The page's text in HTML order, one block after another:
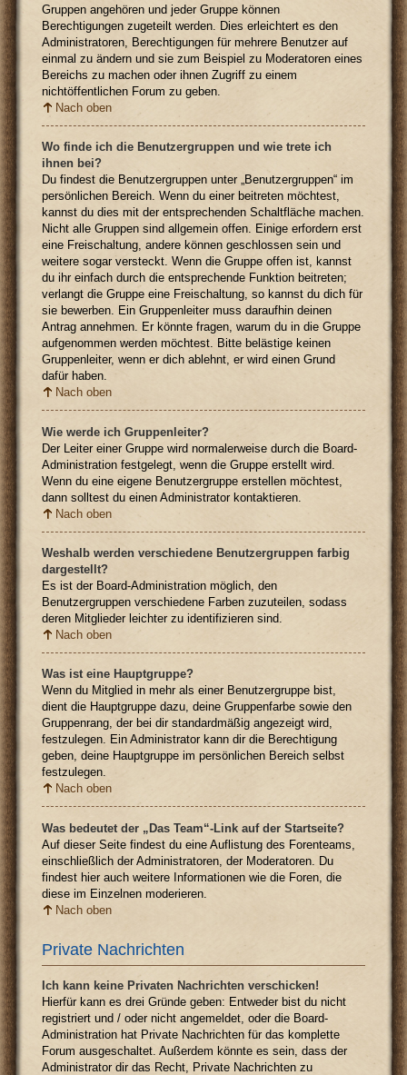
Gruppen angehören und jeder Gruppe können
Berechtigungen zugeteilt werden. Dies erleichtert es den
Administratoren, Berechtigungen für mehrere Benutzer auf
einmal zu ändern und sie zum Beispiel zu Moderatoren eines
Bereichs zu machen oder ihnen Zugriff zu einem
nichtöffentlichen Forum zu geben.
Nach oben
Wo finde ich die Benutzergruppen und wie trete ich
ihnen bei?
Du findest die Benutzergruppen unter „Benutzergruppen“ im
persönlichen Bereich. Wenn du einer beitreten möchtest,
kannst du dies mit der entsprechenden Schaltfläche machen.
Nicht alle Gruppen sind allgemein offen. Einige erfordern erst
eine Freischaltung, andere können geschlossen sein und
weitere sogar versteckt. Wenn die Gruppe offen ist, kannst
du ihr einfach durch die entsprechende Funktion beitreten;
verlangt die Gruppe eine Freischaltung, so kannst du dich für
sie bewerben. Ein Gruppenleiter muss daraufhin deinen
Antrag annehmen. Er könnte fragen, warum du in die Gruppe
aufgenommen werden möchtest. Bitte belästige keinen
Gruppenleiter, wenn er dich ablehnt, er wird einen Grund
dafür haben.
Nach oben
Wie werde ich Gruppenleiter?
Der Leiter einer Gruppe wird normalerweise durch die Board-
Administration festgelegt, wenn die Gruppe erstellt wird.
Wenn du eine eigene Benutzergruppe erstellen möchtest,
dann solltest du einen Administrator kontaktieren.
Nach oben
Weshalb werden verschiedene Benutzergruppen farbig
dargestellt?
Es ist der Board-Administration möglich, den
Benutzergruppen verschiedene Farben zuzuteilen, sodass
deren Mitglieder leichter zu identifizieren sind.
Nach oben
Was ist eine Hauptgruppe?
Wenn du Mitglied in mehr als einer Benutzergruppe bist,
dient die Hauptgruppe dazu, deine Gruppenfarbe sowie den
Gruppenrang, der bei dir standardmäßig angezeigt wird,
festzulegen. Ein Administrator kann dir die Berechtigung
geben, deine Hauptgruppe im persönlichen Bereich selbst
festzulegen.
Nach oben
Was bedeutet der „Das Team“-Link auf der Startseite?
Auf dieser Seite findest du eine Auflistung des Forenteams,
einschließlich der Administratoren, der Moderatoren. Du
findest hier auch weitere Informationen wie die Foren, die
diese im Einzelnen moderieren.
Nach oben
Private Nachrichten
Ich kann keine Privaten Nachrichten verschicken!
Hierfür kann es drei Gründe geben: Entweder bist du nicht
registriert und / oder nicht angemeldet, oder die Board-
Administration hat Private Nachrichten für das komplette
Forum ausgeschaltet. Außerdem könnte es sein, dass der
Administrator dir das Recht, Private Nachrichten zu